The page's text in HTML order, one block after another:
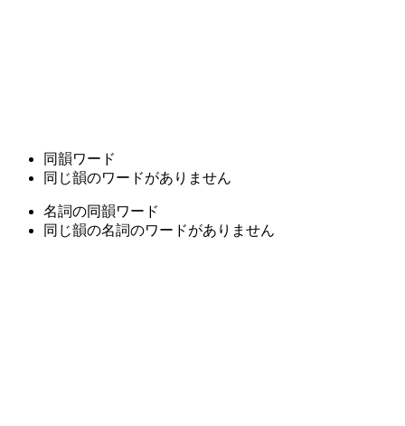
同韻ワード
同じ韻のワードがありません
名詞の同韻ワード
同じ韻の名詞のワードがありません